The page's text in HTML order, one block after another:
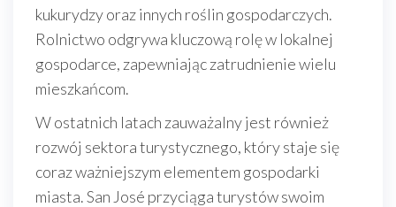
kukurydzy oraz innych roślin gospodarczych.
Rolnictwo odgrywa kluczową rolę w lokalnej
gospodarce, zapewniając zatrudnienie wielu
mieszkańcom.
W ostatnich latach zauważalny jest również
rozwój sektora turystycznego, który staje się
coraz ważniejszym elementem gospodarki
miasta. San José przyciąga turystów swoim